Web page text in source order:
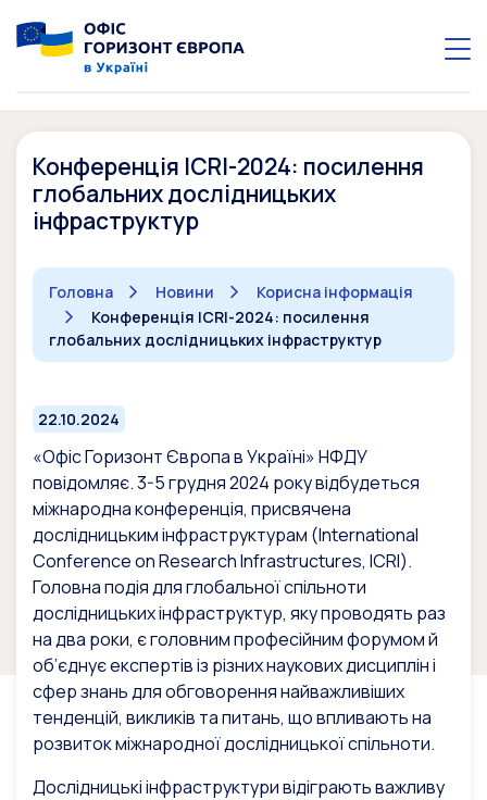
Конференція ICRI-2024: посилення
глобальних дослідницьких
інфраструктур
Головна Новини
Корисна інформація
Конференція ICRI-2024: посилення
глобальних дослідницьких інфраструктур
22.10.2024
«Офіс Горизонт Європа в Україні» НФДУ
повідомляє. 3-5 грудня 2024 року відбудеться
міжнародна конференція, присвячена
дослідницьким інфраструктурам (International
Conference on Research Infrastructures, ICRI).
Головна подія для глобальної спільноти
дослідницьких інфраструктур, яку проводять раз
на два роки, є головним професійним форумом й
об’єднує експертів із різних наукових дисциплін і
сфер знань для обговорення найважливіших
тенденцій, викликів та питань, що впливають на
розвиток міжнародної дослідницької спільноти.
Дослідницькі інфраструктури відіграють важливу